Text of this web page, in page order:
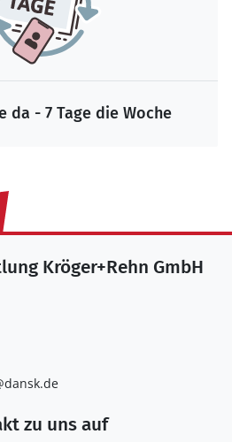
da - 7 Tage die Woche
Kröger+Rehn GmbH
zu uns auf